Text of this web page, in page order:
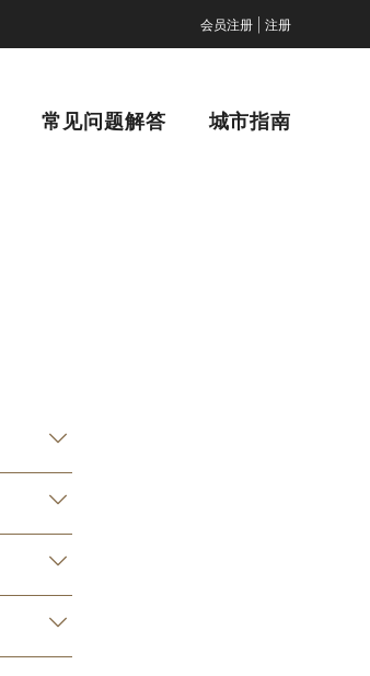
会员注册 注册
常见问题解答 城市指南